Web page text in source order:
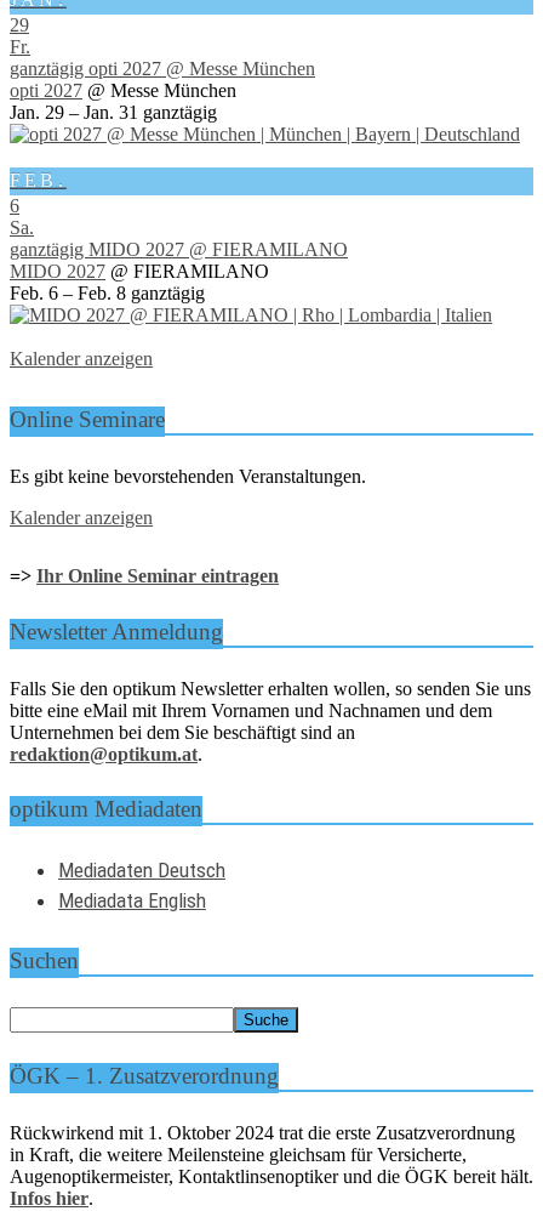
29
Fr.
ganztägig opti 2027 @ Messe München
opti 2027 @ Messe München
Jan. 29 – Jan. 31 ganztägig
FEB.
6
Sa.
ganztägig MIDO 2027 @ FIERAMILANO
MIDO 2027 @ FIERAMILANO
Feb. 6 – Feb. 8 ganztägig
Kalender anzeigen
Online Seminare
Es gibt keine bevorstehenden Veranstaltungen.
Kalender anzeigen
=> Ihr Online Seminar eintragen
Newsletter Anmeldung
Falls Sie den optikum Newsletter erhalten wollen, so senden Sie uns
bitte eine eMail mit Ihrem Vornamen und Nachnamen und dem
Unternehmen bei dem Sie beschäftigt sind an
redaktion@optikum.at.
optikum Mediadaten
Mediadaten Deutsch
Mediadata English
Suchen
ÖGK – 1. Zusatzverordnung
Rückwirkend mit 1. Oktober 2024 trat die erste Zusatzverordnung
in Kraft, die weitere Meilensteine gleichsam für Versicherte,
Augenoptikermeister, Kontaktlinsenoptiker und die ÖGK bereit hält.
Infos hier.